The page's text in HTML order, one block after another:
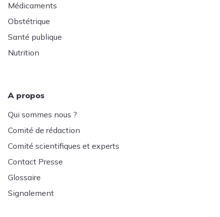
Médicaments
Obstétrique
Santé publique
Nutrition
A propos
Qui sommes nous ?
Comité de rédaction
Comité scientifiques et experts
Contact Presse
Glossaire
Signalement